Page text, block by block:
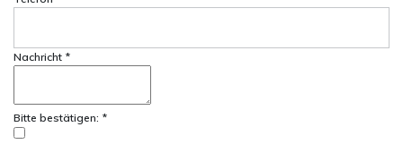
Nachricht *
Bitte bestätigen: *